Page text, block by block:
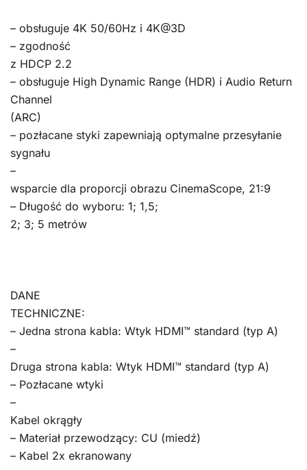
– obsługuje 4K 50/60Hz i 4K@3D
– zgodność
z HDCP 2.2
– obsługuje High Dynamic Range (HDR) i Audio Return
Channel
(ARC)
– pozłacane styki zapewniają optymalne przesyłanie
sygnału
–
wsparcie dla proporcji obrazu CinemaScope, 21:9
– Długość do wyboru: 1; 1,5;
2; 3; 5 metrów
DANE
TECHNICZNE:
– Jedna strona kabla: Wtyk HDMI™ standard (typ A)
–
Druga strona kabla: Wtyk HDMI™ standard (typ A)
– Pozłacane wtyki
–
Kabel okrągły
– Materiał przewodzący: CU (miedź)
– Kabel 2x ekranowany